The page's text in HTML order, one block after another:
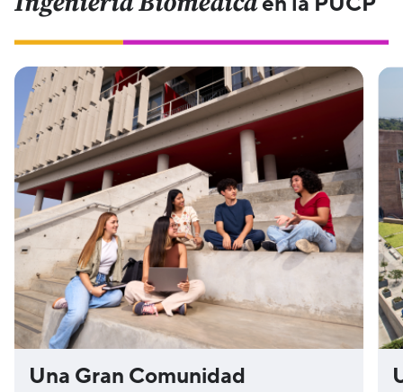
Una Gran Comunidad